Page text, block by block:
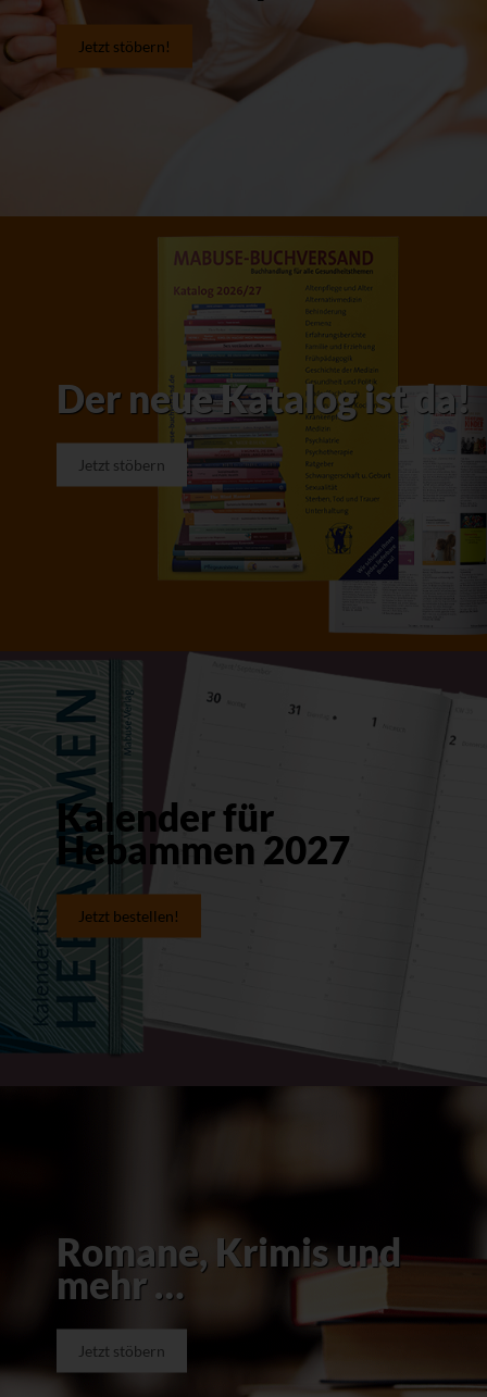
Jetzt stöbern!
Der neue Katalog ist da!
Jetzt stöbern
Kalender für
Hebammen 2027
Jetzt bestellen!
Romane, Krimis und
mehr …
Jetzt stöbern